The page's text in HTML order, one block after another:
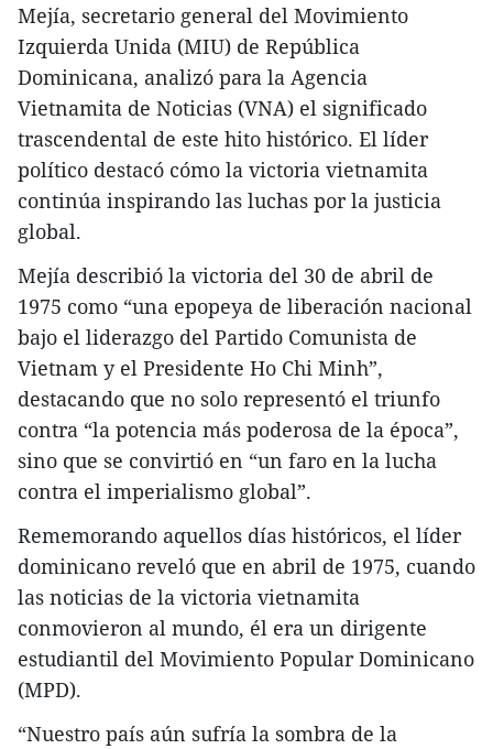
Mejía, secretario general del Movimiento
Izquierda Unida (MIU) de República
Dominicana, analizó para la Agencia
Vietnamita de Noticias (VNA) el significado
trascendental de este hito histórico. El líder
político destacó cómo la victoria vietnamita
continúa inspirando las luchas por la justicia
global.
Mejía describió la victoria del 30 de abril de
1975 como “una epopeya de liberación nacional
bajo el liderazgo del Partido Comunista de
Vietnam y el Presidente Ho Chi Minh”,
destacando que no solo representó el triunfo
contra “la potencia más poderosa de la época”,
sino que se convirtió en “un faro en la lucha
contra el imperialismo global”.
Rememorando aquellos días históricos, el líder
dominicano reveló que en abril de 1975, cuando
las noticias de la victoria vietnamita
conmovieron al mundo, él era un dirigente
estudiantil del Movimiento Popular Dominicano
(MPD).
“Nuestro país aún sufría la sombra de la